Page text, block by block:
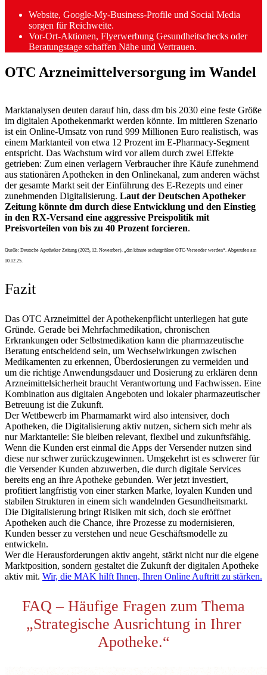
Website, Google-My-Business-Profile und Social Media
sorgen für Reichweite.
Vor-Ort-Aktionen, Flyerwerbung Gesundheitschecks oder
Beratungstage schaffen Nähe und Vertrauen.
OTC Arzneimittelversorgung im Wandel
Marktanalysen deuten darauf hin, dass dm bis 2030 eine feste Größe
im digitalen Apothekenmarkt werden könnte. Im mittleren Szenario
ist ein Online-Umsatz von rund 999 Millionen Euro realistisch, was
einem Marktanteil von etwa 12 Prozent im E-Pharmacy-Segment
entspricht. Das Wachstum wird vor allem durch zwei Effekte
getrieben: Zum einen verlagern Verbraucher ihre Käufe zunehmend
aus stationären Apotheken in den Onlinekanal, zum anderen wächst
der gesamte Markt seit der Einführung des E-Rezepts und einer
zunehmenden Digitalisierung. Laut der Deutschen Apotheker
Zeitung könnte dm durch diese Entwicklung und den Einstieg
in den RX-Versand eine aggressive Preispolitik mit
Preisvorteilen von bis zu 40 Prozent forcieren.
Quelle: Deutsche Apotheker Zeitung (2025, 12. November). „dm könnte sechstgrößter OTC-Versender werden“. Abgerufen am
10.12.25.
Fazit
Das OTC Arzneimittel der Apothekenpflicht unterliegen hat gute
Gründe. Gerade bei Mehrfachmedikation, chronischen
Erkrankungen oder Selbstmedikation kann die pharmazeutische
Beratung entscheidend sein, um Wechselwirkungen zwischen
Medikamenten zu erkennen, Überdosierungen zu vermeiden und
um die richtige Anwendungsdauer und Dosierung zu erklären denn
Arzneimittelsicherheit braucht Verantwortung und Fachwissen. Eine
Kombination aus digitalen Angeboten und lokaler pharmazeutischer
Betreuung ist die Zukunft.
Der Wettbewerb im Pharmamarkt wird also intensiver, doch
Apotheken, die Digitalisierung aktiv nutzen, sichern sich mehr als
nur Marktanteile: Sie bleiben relevant, flexibel und zukunftsfähig.
Wenn die Kunden erst einmal die Apps der Versender nutzen sind
diese nur schwer zurückzugewinnen. Umgekehrt ist es schwerer für
die Versender Kunden abzuwerben, die durch digitale Services
bereits eng an ihre Apotheke gebunden. Wer jetzt investiert,
profitiert langfristig von einer starken Marke, loyalen Kunden und
stabilen Strukturen in einem sich wandelnden Gesundheitsmarkt.
Die Digitalisierung bringt Risiken mit sich, doch sie eröffnet
Apotheken auch die Chance, ihre Prozesse zu modernisieren,
Kunden besser zu verstehen und neue Geschäftsmodelle zu
entwickeln.
Wer die Herausforderungen aktiv angeht, stärkt nicht nur die eigene
Marktposition, sondern gestaltet die Zukunft der digitalen Apotheke
aktiv mit. Wir, die MAK hilft Ihnen, Ihren Online Auftritt zu stärken.
FAQ – Häufige Fragen zum Thema
„Strategische Ausrichtung in Ihrer
Apotheke.“